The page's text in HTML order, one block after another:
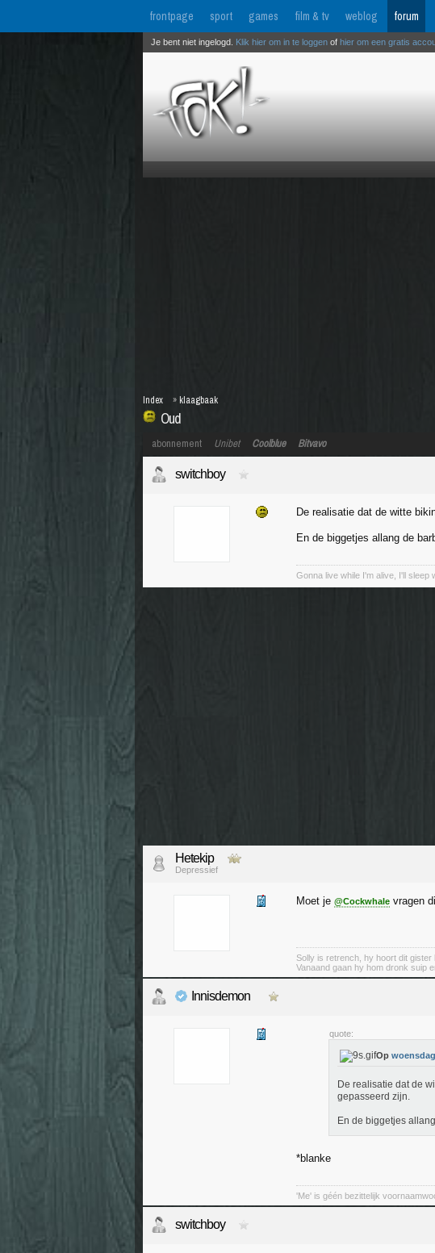
frontpage sport games film & tv weblog forum
Je bent niet ingelogd. Klik hier om in te loggen of hier om een gratis
Oud
Index » klaagbaak
abonnement Unibet Coolblue Bitvavo
switchboy
De realisatie dat de witte
En de biggetjes allang de
Gonna live while I'm alive, I'll sleep
Hetekip
Depressief
Moet je @Cockwhale vragen
Solly is retrench, hy hoort dit gister
Vanaand gaan hy hom dronk suip
Innisdemon
quote:
Op
De realisatie dat de
gepasseerd zijn.
En de biggetjes
*blanke
'Me' is géén bezittelijk
switchboy